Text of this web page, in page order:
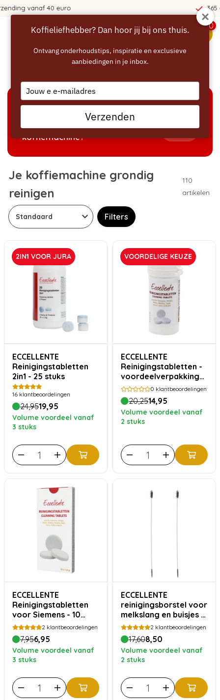
0
Welke producten passen bij mijn
koffiemachine?
Je koffiemachine grondig
reinigen
110
artikelen
Filters
2IN1 VOOR JURA
ECCELLENTE
Reinigingstabletten
2in1 - 25 stuks
16 klantbeoordelingen
24,9519,95
Volume voordeel vanaf
3 stuks
VOORDELIGE KEUZE
ECCELLENTE
Reinigingstabletten -
voordeelverpakking
30 stuks0 klantbeoordelingen
20,2514,95
Volume voordeel vanaf
2 stuks
ECCELLENTE
Reinigingstabletten
voor Siemens - 10
stuks TZ80001 |
TZ60001
2 klantbeoordelingen
7,956,95
Volume voordeel vanaf
3 stuks
ECCELLENTE
reinigingsborstel voor
melkslang en buisjes -
1+1 gratis
2 klantbeoordelingen
17,608,50
Volume voordeel vanaf
2 stuks
Koffieliefhebber? Dan hoor jij bij ons thuis.
Ontvang onderhoudstips, inspiratie en exclusieve
aanbiedingen in je inbox.
Type
your
email
Verzenden